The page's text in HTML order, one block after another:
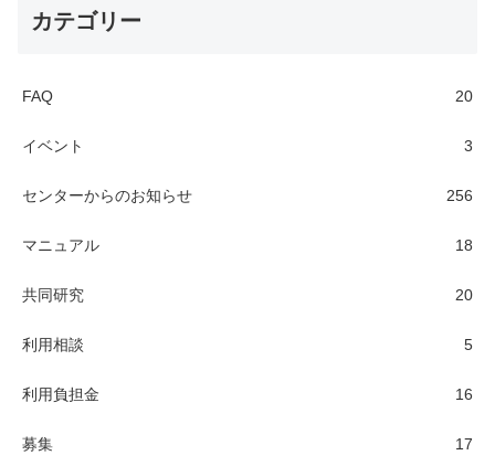
カテゴリー
FAQ 20
イベント 3
センターからのお知らせ 256
マニュアル 18
共同研究 20
利用相談 5
利用負担金 16
募集 17